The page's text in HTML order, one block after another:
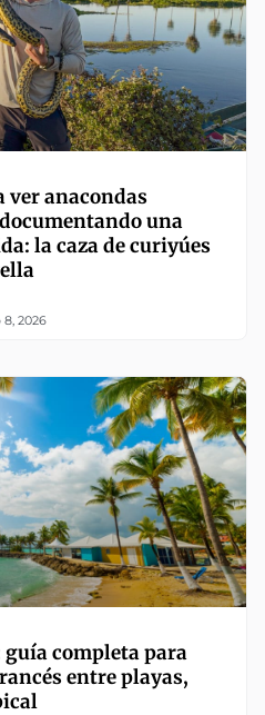
ver anacondas
una
la caza de curiyúes
8, 2026
guía completa para
entre playas,